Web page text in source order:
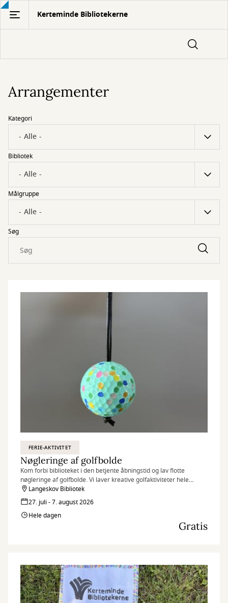
Gå
hovedindhold
Kerteminde Bibliotekerne
Arrangementer
Kategori
Bibliotek
Målgruppe
Søg
FERIE-AKTIVITET
Nøgleringe af golfbolde
Kom forbi biblioteket i den betjente åbningstid og lav flotte
nøgleringe af golfbolde. Vi laver kreative golfaktiviteter hele
sommerferien i anledning af at Danish Golf Championship
kommer til Great Northern i august.
Langeskov Bibliotek
27. juli - 7. august 2026
Hele dagen
Gratis